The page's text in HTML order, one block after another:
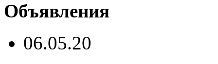
Объявления
06.05.20